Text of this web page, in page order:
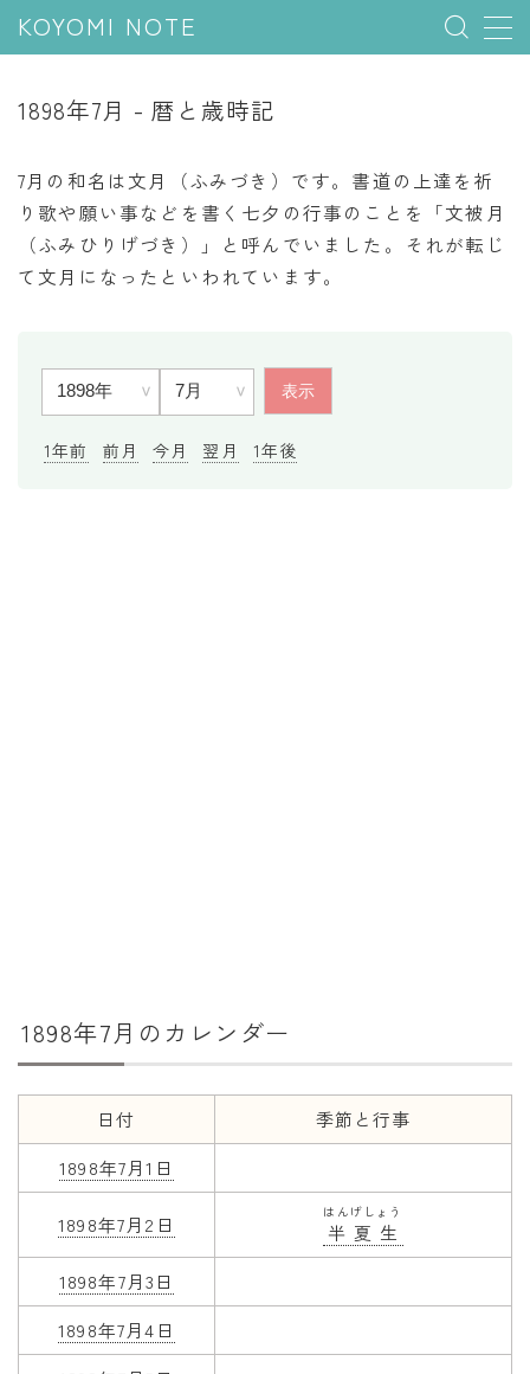
KOYOMI NOTE
五節句
年中行事
祝日
七十二候
誕生シンボル
年齢と学年
学年
子供のお祝い
厄年
長寿のお祝い
1898年7月 - 暦と歳時記
7月の和名は文月（ふみづき）です。書道の上達を祈
り歌や願い事などを書く七夕の行事のことを「文被月
（ふみひりげづき）」と呼んでいました。それが転じ
て文月になったといわれています。
1年前 前月 今月 翌月 1年後
1898年7月のカレンダー
日付
季節と行事
1898年7月1日
1898年7月2日 半夏生
はんげしょう
1898年7月3日
1898年7月4日